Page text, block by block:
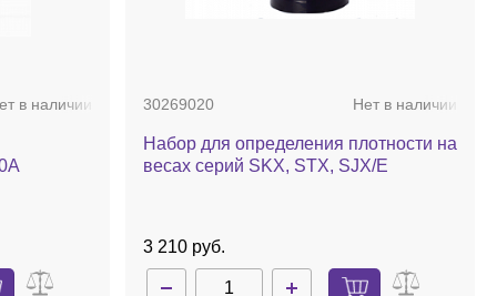
в наличии 30269020 Нет в наличии
Набор для определения плотности на
весах серий SKX, STX, SJX/E
3 210 руб.